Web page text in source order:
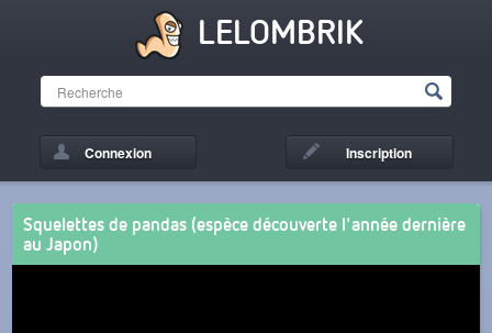
LELOMBRIK
Connexion Inscription
Squelettes de pandas (espèce découverte l'année dernière
au Japon)